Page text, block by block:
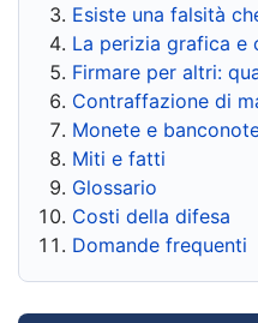
Esiste una falsità
La perizia grafica e
Firmare per altri:
Contraffazione di
Monete e
Miti e fatti
Glossario
Costi della difesa
Domande frequenti